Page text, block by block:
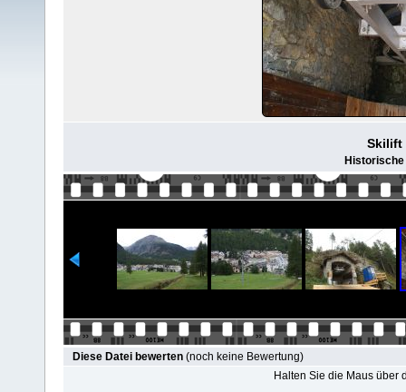
Skilift
Diese Datei bewerten (noch keine Bewertung)
Halten Sie die Maus über